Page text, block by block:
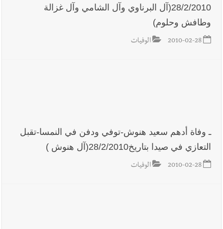
28/2/2010(آل البرناوي وآل الشامي وآل غزالة
وطافش وحلوم)
2010-02-28 الوفيات
ـ وفاة أدهم سعيد هنوش-توفي ودفن في النمسا-تقبل
التعازي في صيدا بتاريخ28/2/2010(آل هنوش )
2010-02-28 الوفيات